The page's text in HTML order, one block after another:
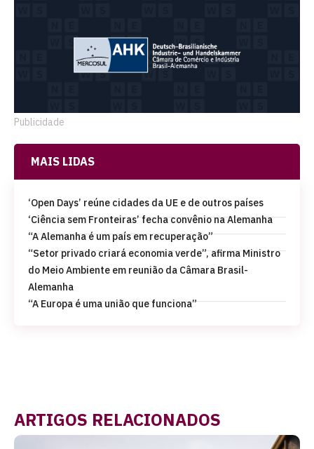
Publicidade
MAIS LIDAS
‘Open Days’ reúne cidades da UE e de outros países
‘Ciência sem Fronteiras’ fecha convênio na Alemanha
“A Alemanha é um país em recuperação”
“Setor privado criará economia verde”, afirma Ministro
do Meio Ambiente em reunião da Câmara Brasil-
Alemanha
“A Europa é uma união que funciona”
ARTIGOS RELACIONADOS